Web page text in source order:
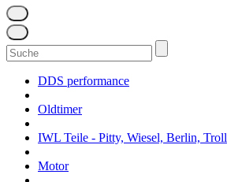
Suchen
nach:
DDS performance
Oldtimer
IWL Teile - Pitty, Wiesel, Berlin, Troll
Motor